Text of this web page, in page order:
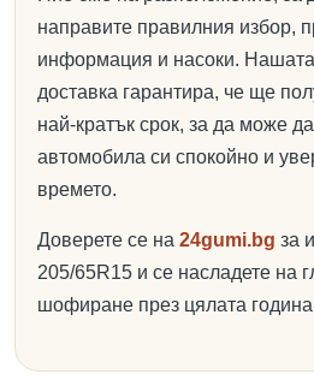
направите правилния избор,
информация и насоки.
доставка гарантира, че ще
най-кратък срок, за да може
автомобила си спокойно и
времето.
Доверете се на 24gumi.bg за
205/65R15 и се насладете на
шофиране през цялата